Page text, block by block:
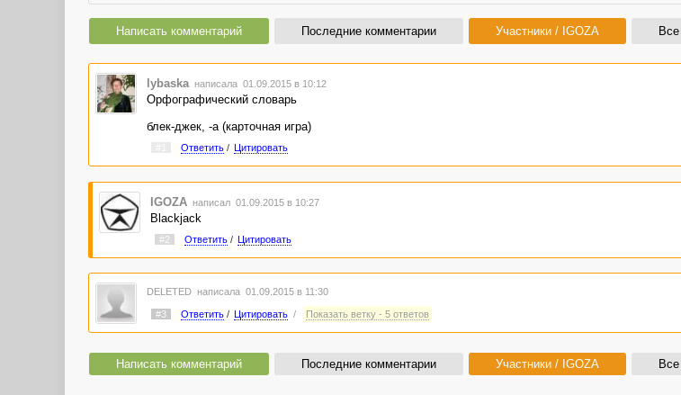
Написать комментарий Последние комментарии Участники / IGOZA
lybaska написала 01.09.2015 в 10:12
Орфографический словарь
блек-джек, -а (карточная игра)
Ответить/ Цитировать
IGOZA написал 01.09.2015 в 10:27
Blackjack
#2 Ответить/ Цитировать
DELETED написала 01.09.2015 в 11:30
#3 Ответить/ Цитировать / Показать ветку - 5 ответов
Написать комментарий Последние комментарии Участники / IGOZA